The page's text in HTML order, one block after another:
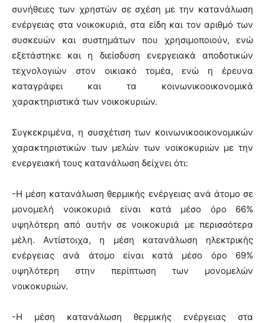
συνήθειες των χρηστών σε σχέση με την κατανάλωση
ενέργειας στα νοικοκυριά, στα είδη και τον αριθμό των
συσκευών και συστημάτων που χρησιμοποιούν, ενώ
εξετάστηκε και η διείσδυση ενεργειακά αποδοτικών
τεχνολογιών στον οικιακό τομέα, ενώ η έρευνα
καταγράφει και τα κοινωνικοοικονομικά
χαρακτηριστικά των νοικοκυριών.
Συγκεκριμένα, η συσχέτιση των κοινωνικοοικονομικών
χαρακτηριστικών των μελών των νοικοκυριών με την
ενεργειακή τους κατανάλωση δείχνει ότι:
-Η μέση κατανάλωση θερμικής ενέργειας ανά άτομο σε
μονομελή νοικοκυριά είναι κατά μέσο όρο 66%
υψηλότερη από αυτήν σε νοικοκυριά με περισσότερα
μέλη. Αντίστοιχα, η μέση κατανάλωση ηλεκτρικής
ενέργειας ανά άτομο είναι κατά μέσο όρο 69%
υψηλότερη στην περίπτωση των μονομελών
νοικοκυριών.
-Η μέση κατανάλωση θερμικής ενέργειας στα